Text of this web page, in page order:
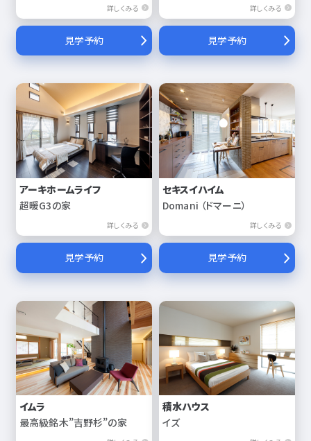
詳しくみる
見学予約
詳しくみる
見学予約
アーキホームライフ
超暖G3の家
詳しくみる
見学予約
セキスイハイム
Domani （ドマーニ）
詳しくみる
見学予約
イムラ
最高級銘木”吉野杉”の家
積水ハウス
イズ